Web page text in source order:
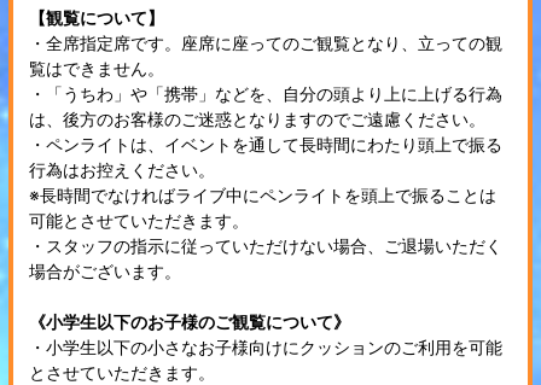
【観覧について】
・全席指定席です。座席に座ってのご観覧となり、立っての観
覧はできません。
・「うちわ」や「携帯」などを、自分の頭より上に上げる行為
は、後方のお客様のご迷惑となりますのでご遠慮ください。
・ペンライトは、イベントを通して長時間にわたり頭上で振る
行為はお控えください。
※長時間でなければライブ中にペンライトを頭上で振ることは
可能とさせていただきます。
・スタッフの指示に従っていただけない場合、ご退場いただく
場合がございます。
《小学生以下のお子様のご観覧について》
・小学生以下の小さなお子様向けにクッションのご利用を可能
とさせていただきます。